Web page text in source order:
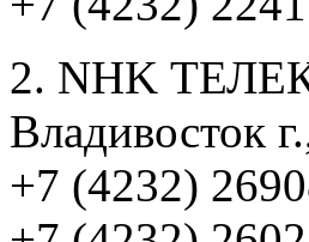
2. NHK
Владивосток
+7 (4232)